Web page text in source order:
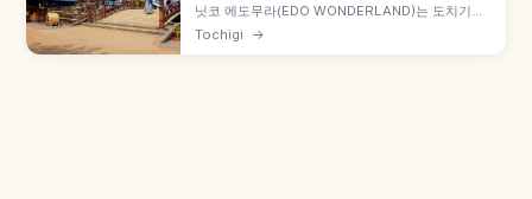
닛코 에도무라(EDO WONDERLAND)는 도치기현
닛코시의 에도 시대 테마 컬처럴 파크로, 상인의 마
을·무가 저택·슈쿠바마치·닌자의 마을 거리 풍경을
Tochigi →